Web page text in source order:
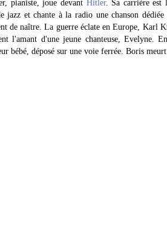
pianiste, joue devant Hitler. Sa carrière est
jazz et chante à la radio une chanson
de naître. La guerre éclate en Europe, Karl
l'amant d'une jeune chanteuse, Evelyne.
bébé, déposé sur une voie ferrée. Boris